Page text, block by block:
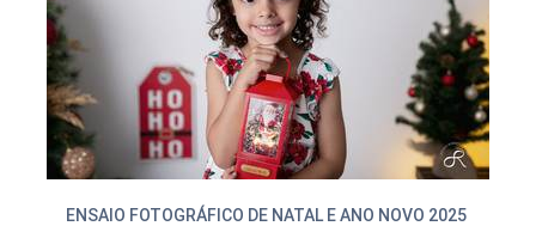
ENSAIO FOTOGRÁFICO DE NATAL E ANO NOVO 2025